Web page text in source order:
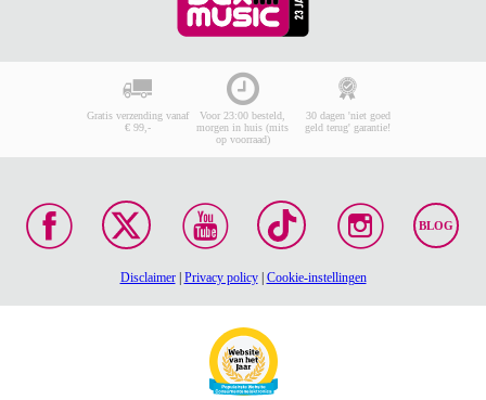
Gratis verzending vanaf
€ 99,-
Voor 23:00 besteld,
morgen in huis (mits
op voorraad)
30 dagen 'niet goed
geld terug' garantie!
BLOG
Disclaimer| Privacy policy| Cookie-instellingen